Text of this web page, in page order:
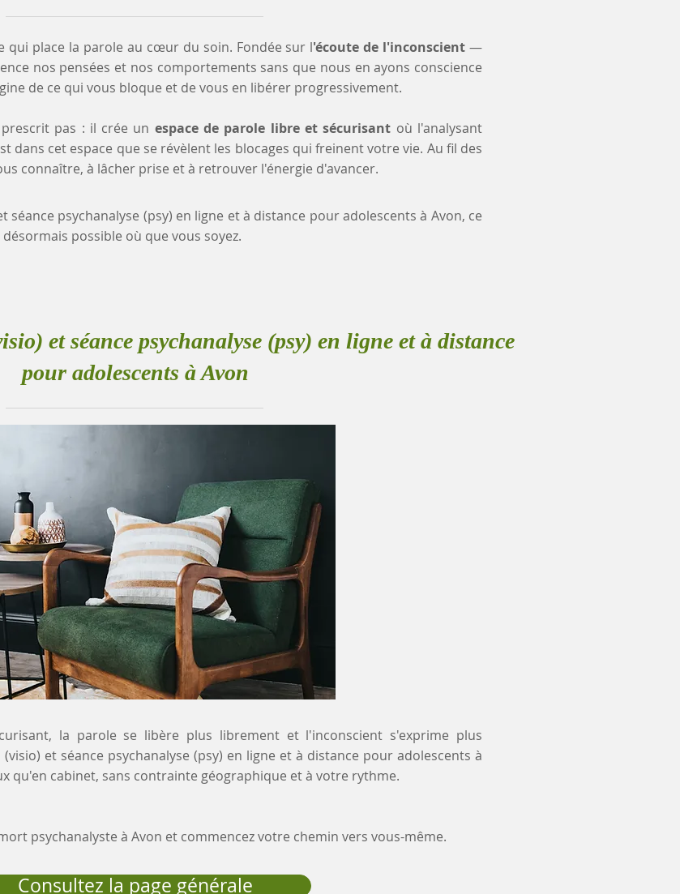
qui place la parole au cœur du soin. Fondée sur l'écoute de l'inconscient—
nos pensées et nos comportements sans que nous en ayons conscience
de ce qui vous bloque et de vous en libérer progressivement.
pas : il crée un espace de parole libre et sécurisant où l'analysant
dans cet espace que se révèlent les blocages qui freinent votre vie. Au fil des
connaître, à lâcher prise et à retrouver l'énergie d'avancer.
séance psychanalyse (psy) en ligne et à distance pour adolescents à Avon, ce
possible où que vous soyez.
et séance psychanalyse (psy) en ligne et à distance
pour adolescents à Avon
la parole se libère plus librement et l'inconscient s'exprime plus
et séance psychanalyse (psy) en ligne et à distance pour adolescents à
qu'en cabinet, sans contrainte géographique et à votre rythme.
psychanalyste à Avon et commencez votre chemin vers vous-même.
Consultez la page générale